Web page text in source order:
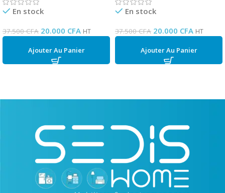
En stock
37.500CFA 20.000 CFA HT
Ajouter Au Panier
En stock
37.500CFA 20.000 CFA HT
Ajouter Au Panier